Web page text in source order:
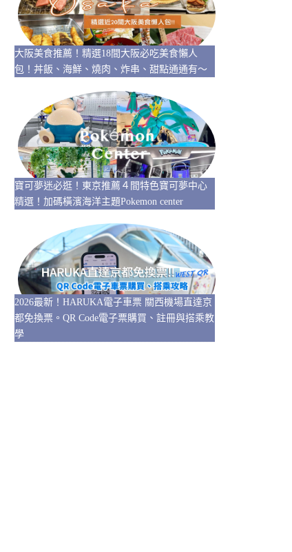
大阪美食推薦！精選18間大阪必吃美食懶人
包！丼飯、海鮮、燒肉、炸串、甜點通通有～
寶可夢迷必逛！東京推薦４間特色寶可夢中心
精選！加碼橫濱海洋主題Pokemon center
2026最新！HARUKA電子車票 關西機場直達京
都免換票。QR Code電子票購買、註冊與搭乘教
學